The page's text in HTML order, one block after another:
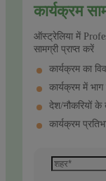
कार्यक्रम
ऑस्ट्रेलिया में
सामग्री प्राप्त करें
कार्यक्रम का
कार्यक्रम में
देश/नौकरियों के
कार्यक्रम